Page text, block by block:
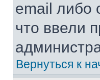
email либо
что ввели
Вернуться к